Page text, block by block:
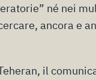
né nei
ancora e
il